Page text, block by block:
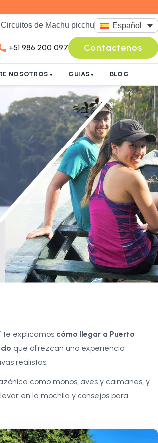
|Circuitos de Machu picchu Español
+51 986 200 097 Contactenos
NOSOTROS GUIAS BLOG
te explicamos cómo llegar a Puerto
que ofrezcan una experiencia
realistas.
como monos, aves y caimanes, y
en la mochila y consejos para